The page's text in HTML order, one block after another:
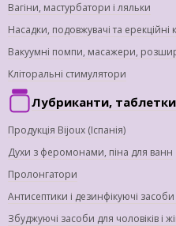
Вагіни, мастурбатори і ляльки
Насадки, подовжувачі та ерекційні
Вакуумні помпи, масажери,
Кліторальні стимулятори
Лубриканти,
Продукція Bijoux (Іспанія)
Духи з феромонами, піна для ванн
Пролонгатори
Антисептики і дезинфікуючі
Збуджуючі засоби для чоловіків і